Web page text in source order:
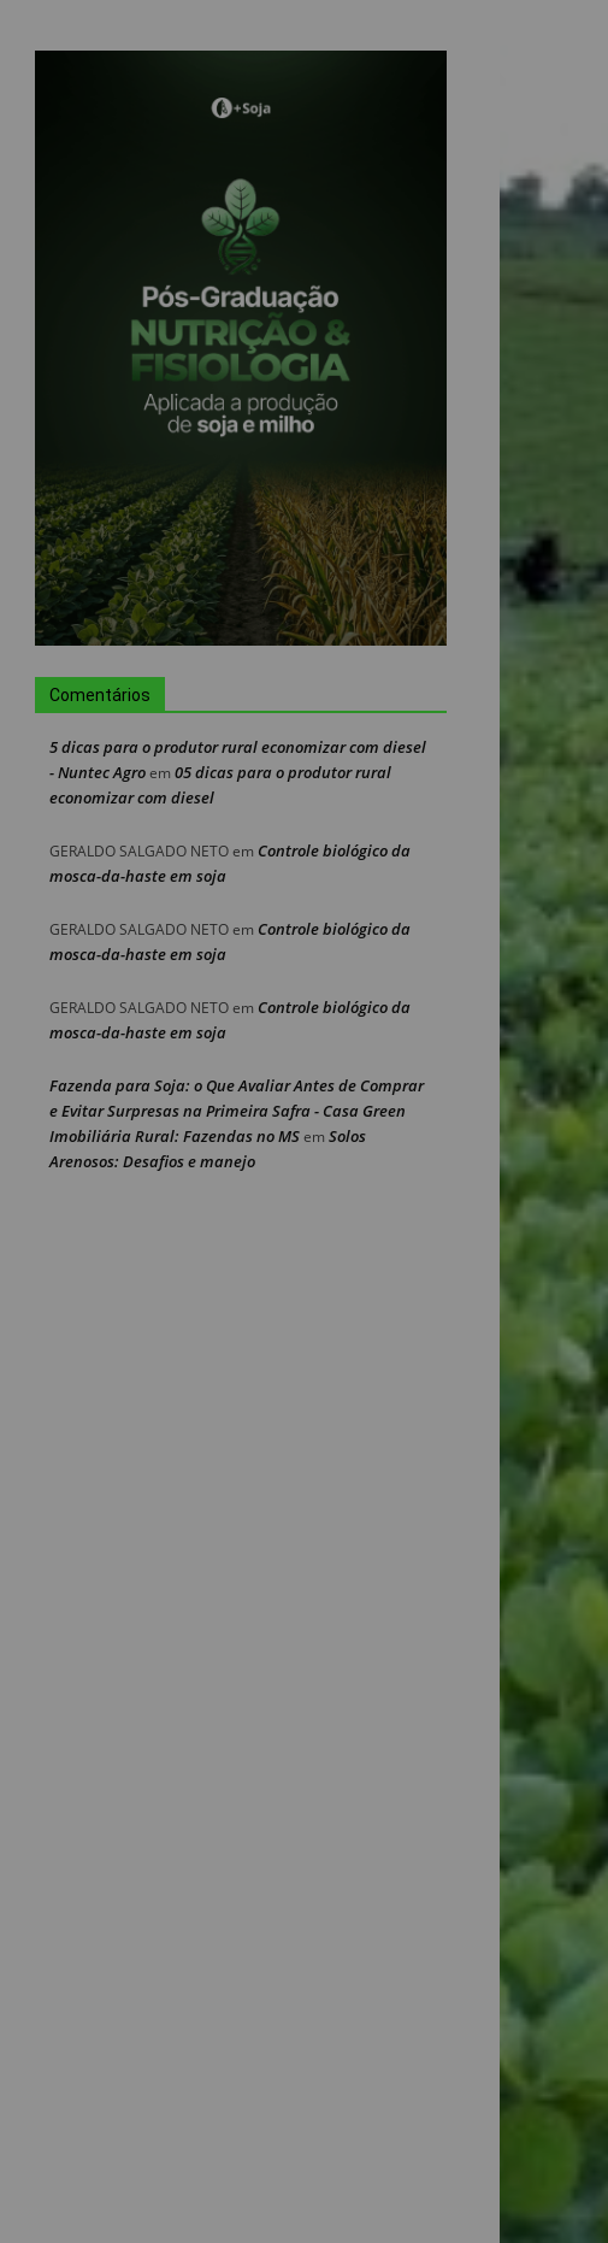
Comentários
5 dicas para o produtor rural economizar com diesel
- Nuntec Agroem 05 dicas para o produtor rural
economizar com diesel
GERALDO SALGADO NETOem Controle biológico da
mosca-da-haste em soja
GERALDO SALGADO NETOem Controle biológico da
mosca-da-haste em soja
GERALDO SALGADO NETOem Controle biológico da
mosca-da-haste em soja
Fazenda para Soja: o Que Avaliar Antes de Comprar
e Evitar Surpresas na Primeira Safra - Casa Green
Imobiliária Rural: Fazendas no MSem Solos
Arenosos: Desafios e manejo